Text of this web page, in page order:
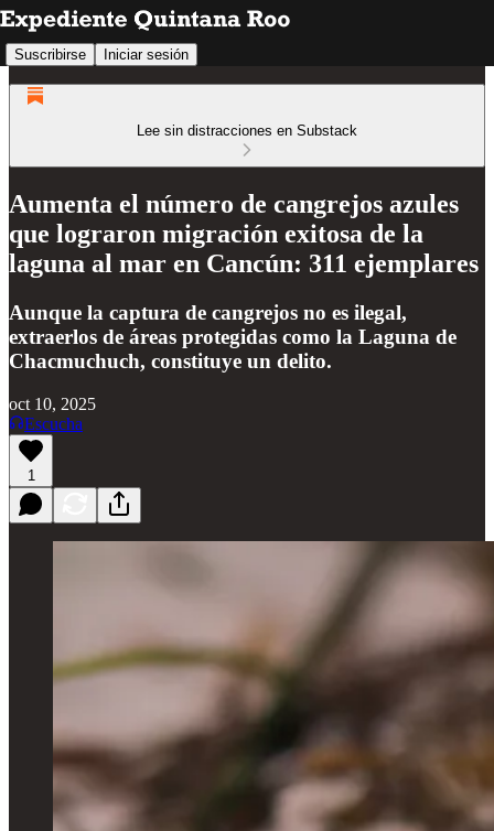
Suscribirse Iniciar sesión
Lee sin distracciones en Substack
Aumenta el número de cangrejos azules
que lograron migración exitosa de la
laguna al mar en Cancún: 311 ejemplares
Aunque la captura de cangrejos no es ilegal,
extraerlos de áreas protegidas como la Laguna de
Chacmuchuch, constituye un delito.
oct 10, 2025
Escucha
1